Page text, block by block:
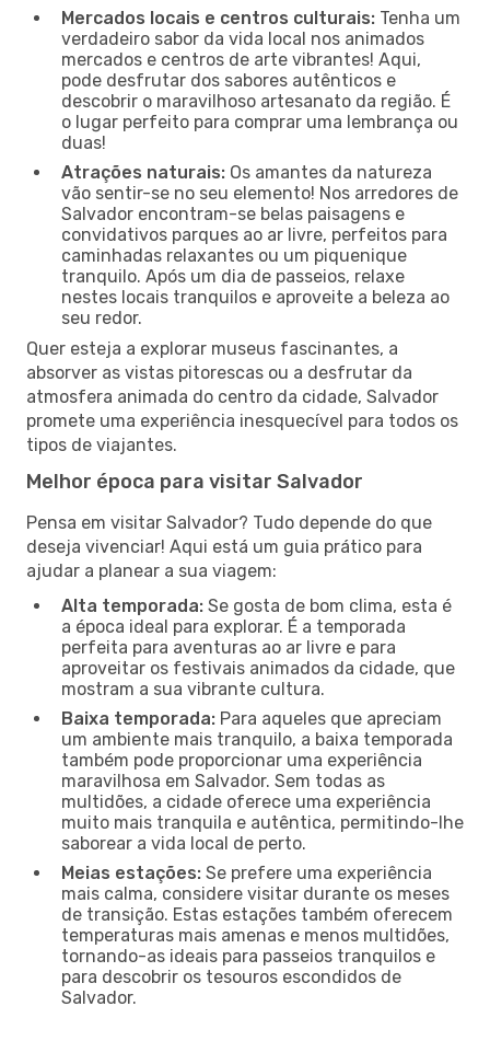
Mercados locais e centros culturais: Tenha um
verdadeiro sabor da vida local nos animados
mercados e centros de arte vibrantes! Aqui,
pode desfrutar dos sabores autênticos e
descobrir o maravilhoso artesanato da região. É
o lugar perfeito para comprar uma lembrança ou
duas!
Atrações naturais: Os amantes da natureza
vão sentir-se no seu elemento! Nos arredores de
Salvador encontram-se belas paisagens e
convidativos parques ao ar livre, perfeitos para
caminhadas relaxantes ou um piquenique
tranquilo. Após um dia de passeios, relaxe
nestes locais tranquilos e aproveite a beleza ao
seu redor.
Quer esteja a explorar museus fascinantes, a
absorver as vistas pitorescas ou a desfrutar da
atmosfera animada do centro da cidade, Salvador
promete uma experiência inesquecível para todos os
tipos de viajantes.
Melhor época para visitar Salvador
Pensa em visitar Salvador? Tudo depende do que
deseja vivenciar! Aqui está um guia prático para
ajudar a planear a sua viagem:
Alta temporada: Se gosta de bom clima, esta é
a época ideal para explorar. É a temporada
perfeita para aventuras ao ar livre e para
aproveitar os festivais animados da cidade, que
mostram a sua vibrante cultura.
Baixa temporada: Para aqueles que apreciam
um ambiente mais tranquilo, a baixa temporada
também pode proporcionar uma experiência
maravilhosa em Salvador. Sem todas as
multidões, a cidade oferece uma experiência
muito mais tranquila e autêntica, permitindo-lhe
saborear a vida local de perto.
Meias estações: Se prefere uma experiência
mais calma, considere visitar durante os meses
de transição. Estas estações também oferecem
temperaturas mais amenas e menos multidões,
tornando-as ideais para passeios tranquilos e
para descobrir os tesouros escondidos de
Salvador.